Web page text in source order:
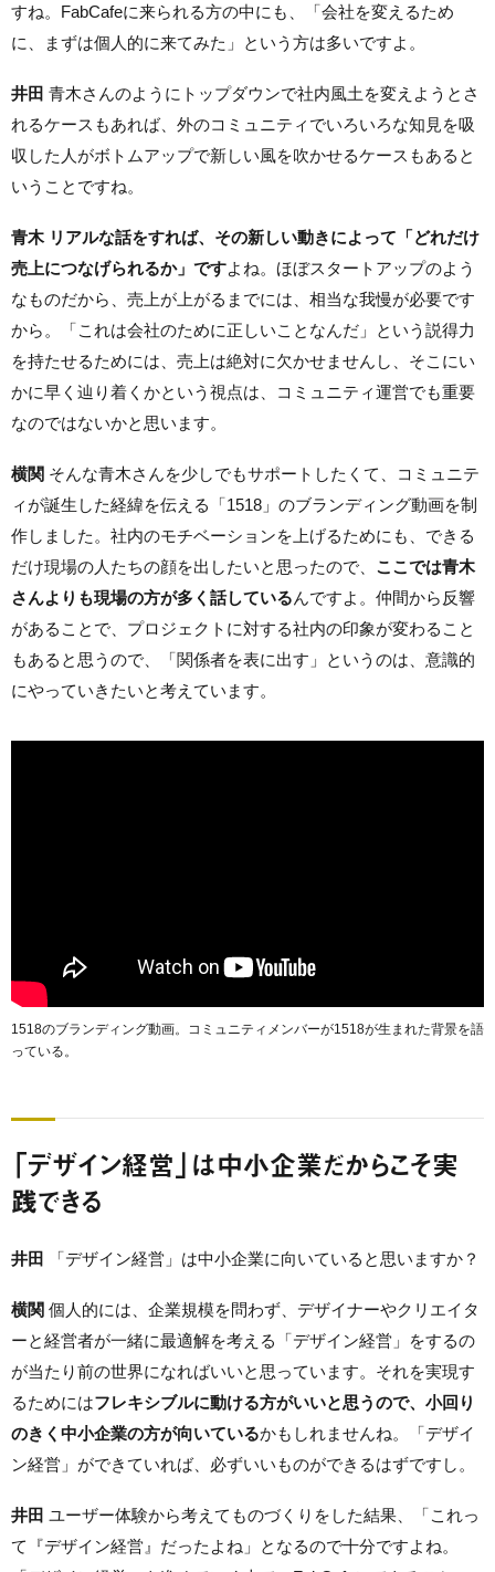
すね。FabCafeに来られる方の中にも、「会社を変えるため
に、まずは個人的に来てみた」という方は多いですよ。
井田 青木さんのようにトップダウンで社内風土を変えようとさ
れるケースもあれば、外のコミュニティでいろいろな知見を吸
収した人がボトムアップで新しい風を吹かせるケースもあると
いうことですね。
青木 リアルな話をすれば、その新しい動きによって「どれだけ
売上につなげられるか」ですよね。ほぼスタートアップのよう
なものだから、売上が上がるまでには、相当な我慢が必要です
から。「これは会社のために正しいことなんだ」という説得力
を持たせるためには、売上は絶対に欠かせませんし、そこにい
かに早く辿り着くかという視点は、コミュニティ運営でも重要
なのではないかと思います。
横関 そんな青木さんを少しでもサポートしたくて、コミュニテ
ィが誕生した経緯を伝える「1518」のブランディング動画を制
作しました。社内のモチベーションを上げるためにも、できる
だけ現場の人たちの顔を出したいと思ったので、 ここでは青木
さんよりも現場の方が多く話しているんですよ。仲間から反響
があることで、プロジェクトに対する社内の印象が変わること
もあると思うので、「関係者を表に出す」というのは、意識的
にやっていきたいと考えています。
1518のブランディング動画。コミュニティメンバーが1518が生まれた背景を語
っている。
「デザイン経営」は中小企業だからこそ実
践できる
井田 「デザイン経営」は中小企業に向いていると思いますか？
横関 個人的には、企業規模を問わず、デザイナーやクリエイタ
ーと経営者が一緒に最適解を考える「デザイン経営」をするの
が当たり前の世界になればいいと思っています。それを実現す
るためにはフレキシブルに動ける方がいいと思うので、小回り
のきく中小企業の方が向いているかもしれませんね。「デザイ
ン経営」ができていれば、必ずいいものができるはずですし。
井田 ユーザー体験から考えてものづくりをした結果、「これっ
て『デザイン経営』だったよね」となるので十分ですよね。